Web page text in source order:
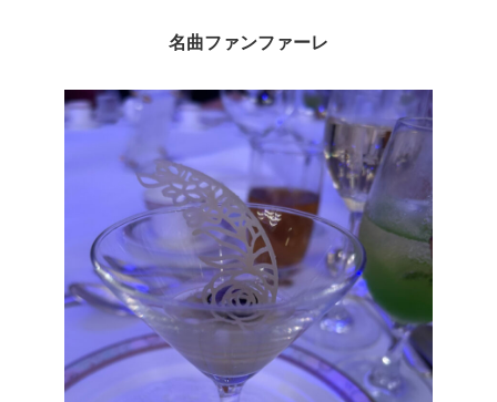
名曲ファンファーレ